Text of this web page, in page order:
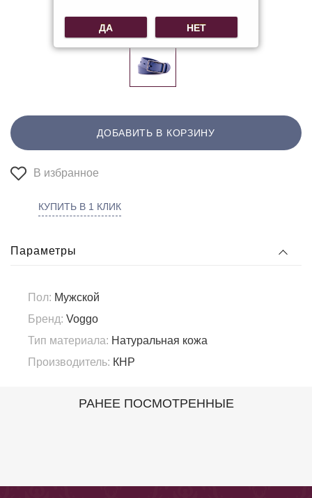
Другие цвета:
ДОБАВИТЬ В КОРЗИНУ
В избранное
КУПИТЬ В 1 КЛИК
Параметры
Пол: Мужской
Бренд: Voggo
Тип материала: Натуральная кожа
Производитель: КНР
РАНЕЕ ПОСМОТРЕННЫЕ
ДА НЕТ